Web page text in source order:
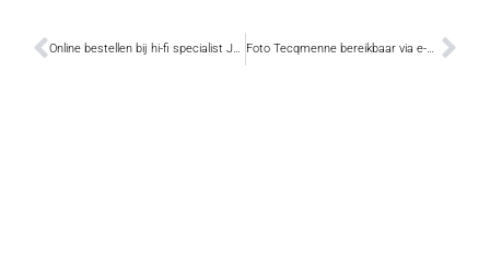
Online bestellen bij hi-fi specialist Jan Ooms Foto Tecqmenne bereikbaar via e-mail